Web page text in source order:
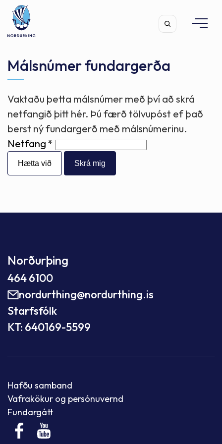
Leita
Málsnúmer fundargerða
Vaktaðu þetta málsnúmer með því að skrá
netfangið þitt hér. Þú færð tölvupóst ef það
berst ný fundargerð með málsnúmerinu.
Netfang
Hætta við
Norðurþing
464 6100
nordurthing@nordurthing.is
Starfsfólk
KT: 640169-5599
Hafðu samband
Vafrakökur og persónuvernd
Fundargátt